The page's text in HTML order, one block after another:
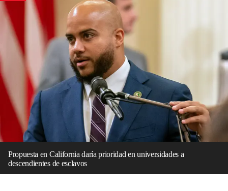
Propuesta en California daría prioridad en universidades a
descendientes de esclavos